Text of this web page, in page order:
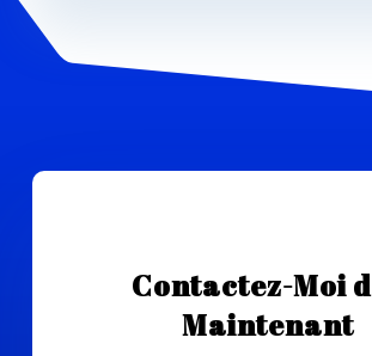
Contactez-Moi
Maintenant